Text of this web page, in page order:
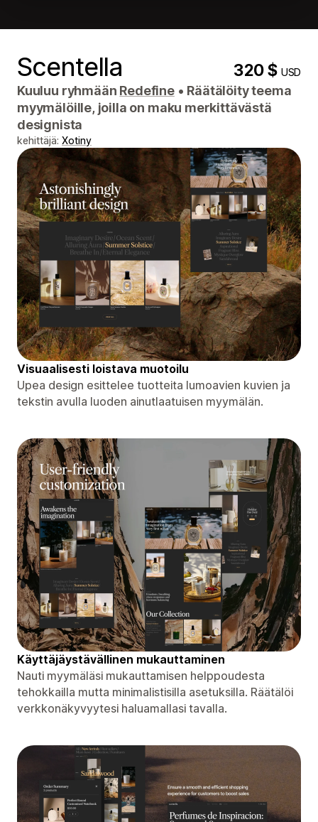
Scentella 320 $USD
Kuuluu ryhmään Redefine • Räätälöity teema
myymälöille, joilla on maku merkittävästä
designista
kehittäjä: Xotiny
Visuaalisesti loistava muotoilu
Upea design esittelee tuotteita lumoavien kuvien ja
tekstin avulla luoden ainutlaatuisen myymälän.
Käyttäjäystävällinen mukauttaminen
Nauti myymäläsi mukauttamisen helppoudesta
tehokkailla mutta minimalistisilla asetuksilla. Räätälöi
verkkonäkyvyytesi haluamallasi tavalla.